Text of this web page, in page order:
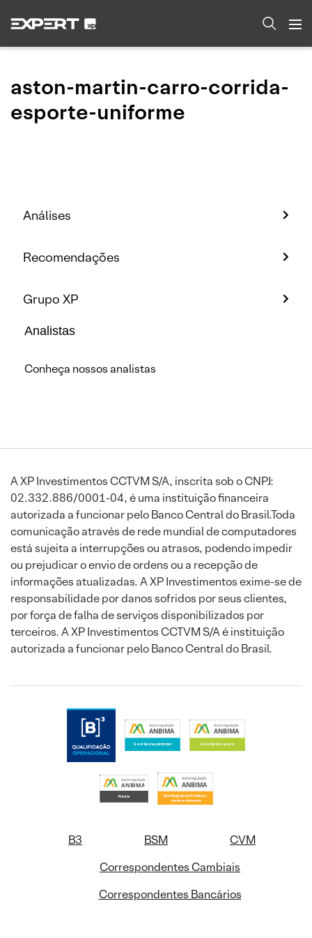
aston-martin-carro-corrida-
esporte-uniforme
Análises
Recomendações
Grupo XP
Analistas
Conheça nossos analistas
A XP Investimentos CCTVM S/A, inscrita sob o CNPJ:
02.332.886/0001-04, é uma instituição financeira
autorizada a funcionar pelo Banco Central do Brasil.Toda
comunicação através de rede mundial de computadores
está sujeita a interrupções ou atrasos, podendo impedir
ou prejudicar o envio de ordens ou a recepção de
informações atualizadas. A XP Investimentos exime-se de
responsabilidade por danos sofridos por seus clientes,
por força de falha de serviços disponibilizados por
terceiros. A XP Investimentos CCTVM S/A é instituição
autorizada a funcionar pelo Banco Central do Brasil.
B3 BSM
CVM
Correspondentes Cambiais
Correspondentes Bancários